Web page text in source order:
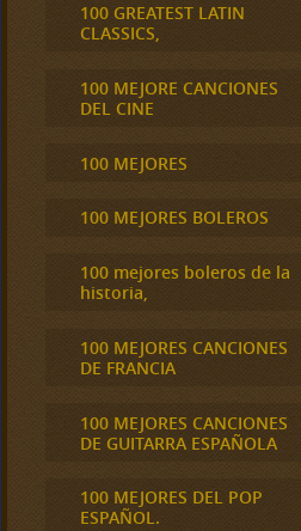
100 GREATEST LATIN
CLASSICS,
100 MEJORE CANCIONES
DEL CINE
100 MEJORES
100 MEJORES BOLEROS
100 mejores boleros de la
historia,
100 MEJORES CANCIONES
DE FRANCIA
100 MEJORES CANCIONES
DE GUITARRA ESPAÑOLA
100 MEJORES DEL POP
ESPAÑOL.